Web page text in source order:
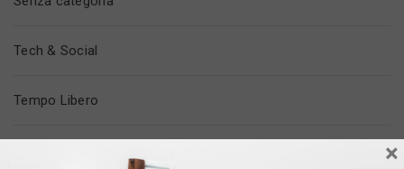
Tech & Social
Tempo Libero
×